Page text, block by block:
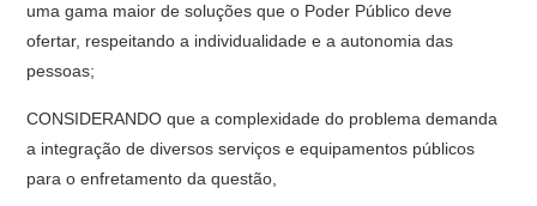
uma gama maior de soluções que o Poder Público deve
ofertar, respeitando a individualidade e a autonomia das
pessoas;
CONSIDERANDO que a complexidade do problema demanda
a integração de diversos serviços e equipamentos públicos
para o enfretamento da questão,